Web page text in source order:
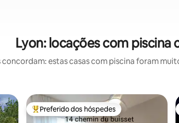
Lyon: locações com piscina
concordam: estas casas com piscina foram
Entre os melhores preferidos dos hóspedes
Preferido dos hóspedes